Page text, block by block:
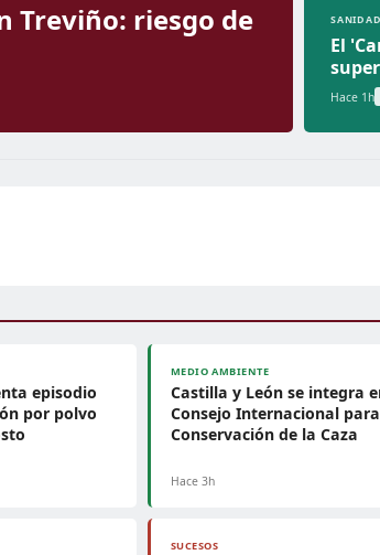
Treviño: riesgo de
SANIDAD
El
Hace 1h
episodio
por polvo
MEDIO AMBIENTE
Castilla y León se integra
Consejo Internacional
Conservación de la Caza
Hace 3h
SUCESOS